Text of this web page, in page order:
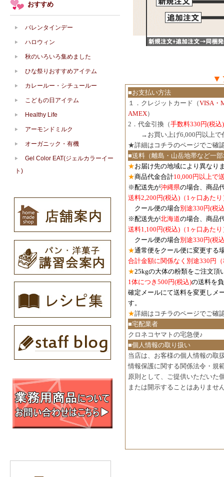
▼
■お支払い方法
１．クレジットカード（VISA・
AMEX）
2．代金引換（手数料330円(税込)
→お買い上げ6,000円以上で
★詳細は コチラのページでご確
■送料（離島・山岳地帯など一
★お届け先の地域により異なり
★商品代金合計10,000円以上で
※配送先が沖縄県の場合、商品
送料2,200円(税込)（1ヶ口あたり
クール便の場合別途330円(税
※配送先が北海道の場合、商品
送料1,100円(税込) （1ヶ口あた
クール便の場合別途330円(税
★通常便をクール便に変更する
合計金額に関係なく別途330円
★25kgの大体の粉類をご注文頂
1体につき500円(税込)の送料を
確定メールにて送料を変更しメ
す。
★詳細は コチラのページでご確
■宅配業者
クロネコヤマトの宅急便♪
■個人情報の取り扱い
当店は、お客様の個人情報の取
情報保護に関する関係法令・規
原則として、ご提供いただいた
または開示することはありませ
おすすめ
バレンタインデー
ハロウィン
秋のいろいろ集めました
ひな祭りおすすめアイテム
カレールー・シチュールー
こどもの日アイテム
Healthy Life
アーモンドミルク
オーガニック・有機
Gel Color EAT(ジェルカラーイー
ト)